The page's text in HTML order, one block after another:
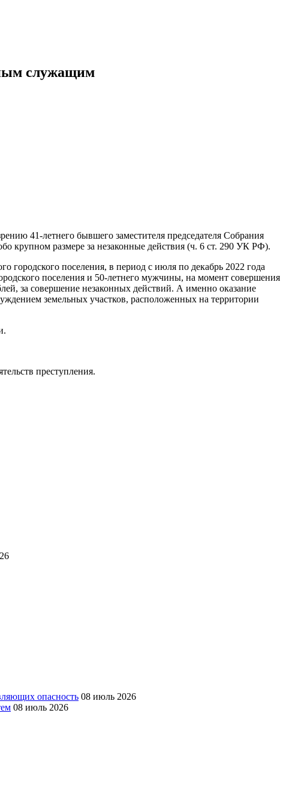
служащим
41-летнего бывшего заместителя председателя Собрания
крупном размере за незаконные действия (ч. 6 ст. 290 УК РФ).
городского поселения, в период с июля по декабрь 2022 года
поселения и 50-летнего мужчины, на момент совершения
за совершение незаконных действий. А именно оказание
земельных участков, расположенных на территории
преступления.
опасность 08 июль 2026
08 июль 2026